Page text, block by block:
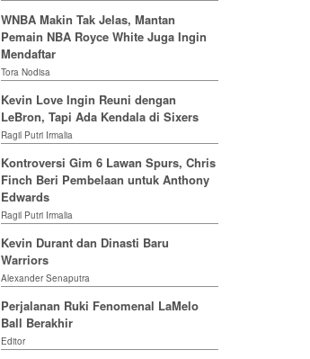
WNBA Makin Tak Jelas, Mantan
Pemain NBA Royce White Juga Ingin
Mendaftar
Tora Nodisa
Kevin Love Ingin Reuni dengan
LeBron, Tapi Ada Kendala di Sixers
Ragil Putri Irmalia
Kontroversi Gim 6 Lawan Spurs, Chris
Finch Beri Pembelaan untuk Anthony
Edwards
Ragil Putri Irmalia
Kevin Durant dan Dinasti Baru
Warriors
Alexander Senaputra
Perjalanan Ruki Fenomenal LaMelo
Ball Berakhir
Editor